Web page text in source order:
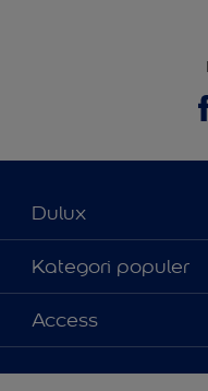
Dulux
Tentang Kami
Contact us
Temukan toko
Kategori populer
Warna
Produk
Inspirasi
Access